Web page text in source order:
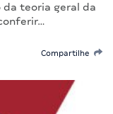
teoria geral da
Compartilhe